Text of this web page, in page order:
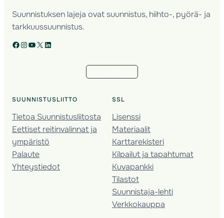
Suunnistuksen lajeja ovat suunnistus, hiihto-, pyörä- ja
tarkkuussuunnistus.
Facebook Instagram YouTube X LinkedIn
SUUNNISTUSLIITTO
Tietoa Suunnistusliitosta
Eettiset reitinvalinnat ja
ympäristö
Palaute
Yhteystiedot
SSL
Lisenssi
Materiaalit
Karttarekisteri
Kilpailut ja tapahtumat
Kuvapankki
Tilastot
Suunnistaja-lehti
Verkkokauppa